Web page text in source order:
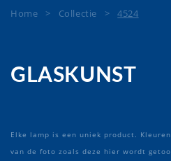
Home > Collectie >4524
GLASKUNST
Elke lamp is een uniek product.
van de foto zoals deze hier wordt